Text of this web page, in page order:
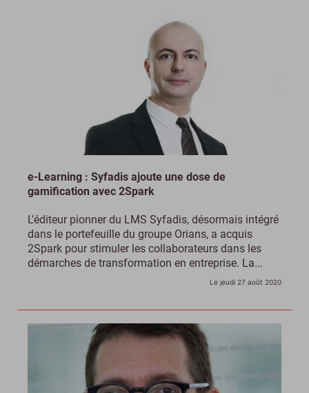
e-Learning : Syfadis ajoute une dose de
gamification avec 2Spark
L’éditeur pionner du LMS Syfadis, désormais intégré
dans le portefeuille du groupe Orians, a acquis
2Spark pour stimuler les collaborateurs dans les
démarches de transformation en entreprise. La...
Le jeudi 27 août 2020